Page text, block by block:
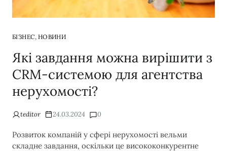
БІЗНЕС, НОВИНИ
Які завдання можна вирішити з
CRM-системою для агентства
нерухомості?
teditor 24.03.2024 0
Розвиток компаній у сфері нерухомості вельми
складне завдання, оскільки це висококонкурентне